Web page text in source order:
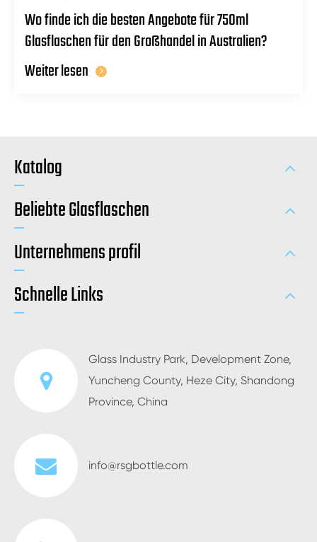
Wo finde ich die besten Angebote für 750ml
Glasflaschen für den Großhandel in Australien?
Weiter lesen
Katalog
Beliebte Glasflaschen
Unternehmens profil
Schnelle Links
Glass Industry Park, Development Zone,
Yuncheng County, Heze City, Shandong
Province, China
info@rsgbottle.com